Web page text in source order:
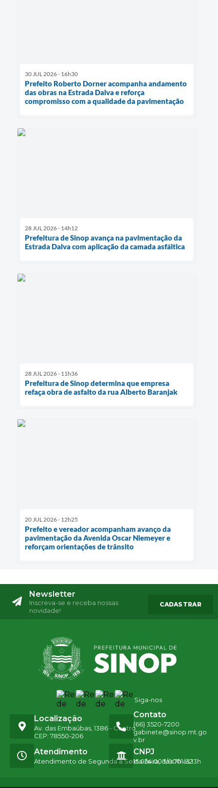
30 JUL 2026 - 16h30
Prefeito Roberto Dorner acompanha andamento
das obras na Estrada Dalva e reforça
compromisso com a qualidade da pavimentação
28 JUL 2026 - 14h12
Prefeitura de Sinop avança na pavimentação da
Estrada Dalva com aplicação da camada asfáltica
28 JUL 2026 - 11h36
Prefeitura de Sinop determina que empresa
refaça obra de asfalto da rua Alberto Baranjak
20 JUL 2026 - 12h25
Prefeito e vereador acompanham avanço da
pavimentação da Avenida Oscar Niemeyer e
reforçam orientações de trânsito
Newsletter
Inscreva-se e receba nossas
novidade!
CADASTRAR
Siga-nos
Localização
Av. das Embaúbas, 1386 - Centro
CEP: 78550-206
Contato
(66) 3520-7200
gabinete@sinop.mt.go
v.br
Atendimento
Atendimento de Segunda a Sexta-feira, das 7h às 13h
CNPJ
15.024.003/0001-32